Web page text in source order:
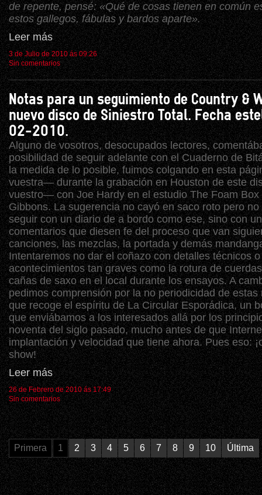
de repente, pensé: «Qué de cosas tienen en común
estos gallegos, fábulas y bardos aparte».
Leer más
3 de Julio de 2010 ás 09:26
Sin comentarios
Notas para un seguimiento de Country &
nuevo disco de Siniestro Total. Fecha
02-2010.
Alguno de vosotros, desocupados lectores,
posibilidad de seguir adelante con el Cuaderno de
la medida de lo posible, fuimos colgando en esta
vuestra— durante la grabación en Houston de este
vuestro— con Joe Hardy en el estudio The Foam Box
Gibbons. La sugerencia no cayó en saco roto pero
seguir con un diario de a bordo como ese, sino con
comentarios que diesen fe del proceso que van
canciones, las mezclas, la portada y demás
Intentaremos no dar el coñazo con detalles técnicos o
acontecimientos tan graves como la rotura de
cañas de saxo en el local durante los ensayos. A
pedimos comprensión por la no periodicidad de estas
que recoge el espíritu de La Circular Esporádica, un
que enviábamos a los interesados allá por los
noventa del siglo pasado, mucho antes de que
implantación y velocidad que tiene ahora. Pues eso:
show!
Leer más
26 de Febrero de 2010 ás 17:49
Sin comentarios
Primera 1 2 3 4 5 6 7 8 9 10 Última